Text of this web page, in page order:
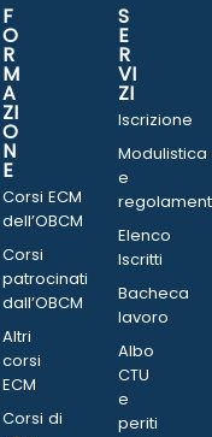
F
O
R
M
A
ZI
O
N
E
Corsi ECM
dell’OBCM
Corsi
patrocinati
dall’OBCM
Altri
corsi
ECM
Corsi di
S
E
R
VI
ZI
Iscrizione
Modulistica
e
Elenco
Iscritti
Bacheca
lavoro
Albo
CTU
e
periti